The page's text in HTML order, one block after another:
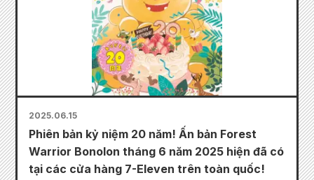
2025.06.15
Phiên bản kỷ niệm 20 năm! Ấn bản Forest
Warrior Bonolon tháng 6 năm 2025 hiện đã có
tại các cửa hàng 7-Eleven trên toàn quốc!